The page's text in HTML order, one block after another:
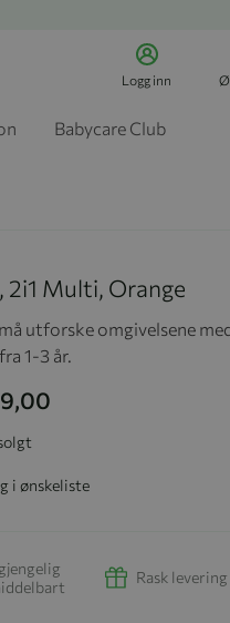
Logg inn
Babycare Club
2i1 Multi, Orange
utforske omgivelsene
1-3 år.
i ønskeliste
Rask levering